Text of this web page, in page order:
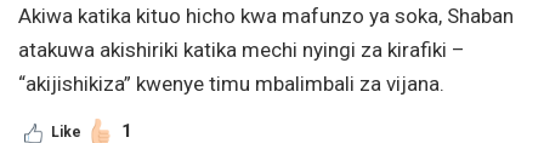
Akiwa katika kituo hicho kwa mafunzo ya soka, Shaban
atakuwa akishiriki katika mechi nyingi za kirafiki –
“akijishikiza” kwenye timu mbalimbali za vijana.
Like 1